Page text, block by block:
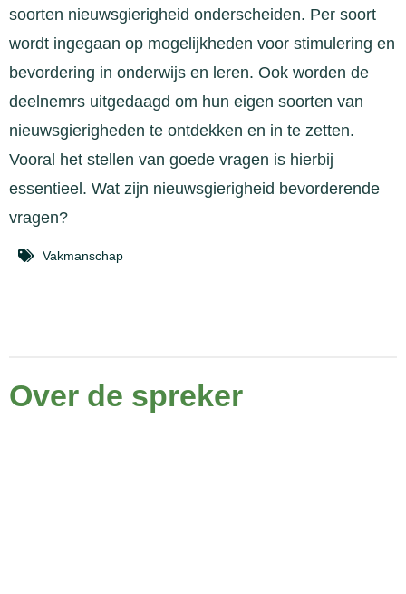
soorten nieuwsgierigheid onderscheiden. Per soort
wordt ingegaan op mogelijkheden voor stimulering en
bevordering in onderwijs en leren. Ook worden de
deelnemrs uitgedaagd om hun eigen soorten van
nieuwsgierigheden te ontdekken en in te zetten.
Vooral het stellen van goede vragen is hierbij
essentieel. Wat zijn nieuwsgierigheid bevorderende
vragen?
Vakmanschap
Over de spreker